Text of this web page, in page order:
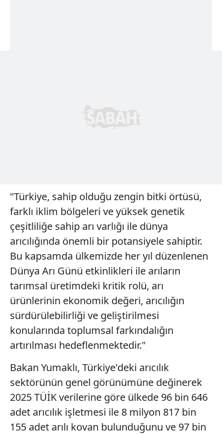
"Türkiye, sahip olduğu zengin bitki örtüsü,
farklı iklim bölgeleri ve yüksek genetik
çeşitliliğe sahip arı varlığı ile dünya
arıcılığında önemli bir potansiyele sahiptir.
Bu kapsamda ülkemizde her yıl düzenlenen
Dünya Arı Günü etkinlikleri ile arıların
tarımsal üretimdeki kritik rolü, arı
ürünlerinin ekonomik değeri, arıcılığın
sürdürülebilirliği ve geliştirilmesi
konularında toplumsal farkındalığın
artırılması hedeflenmektedir."
Bakan Yumaklı, Türkiye'deki arıcılık
sektörünün genel görünümüne değinerek
2025 TÜİK verilerine göre ülkede 96 bin 646
adet arıcılık işletmesi ile 8 milyon 817 bin
155 adet arılı kovan bulunduğunu ve 97 bin